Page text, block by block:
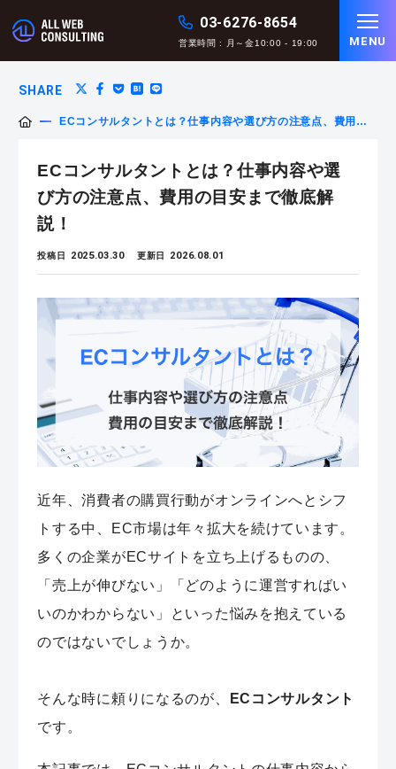
03-6276-8654
営業時間 : 月～金10:00 - 19:00 MENU
SHARE
ECコンサルタントとは？仕事内容や選び方の注意点、費用の
ECコンサルタントとは？仕事内容や選
び方の注意点、費用の目安まで徹底解
説！
投稿日 2025.03.30 更新日 2026.08.01
近年、消費者の購買行動がオンラインへとシフ
トする中、EC市場は年々拡大を続けています。
多くの企業がECサイトを立ち上げるものの、
「売上が伸びない」「どのように運営すればい
いのかわからない」といった悩みを抱えている
のではないでしょうか。
そんな時に頼りになるのが、 ECコンサルタント
です。